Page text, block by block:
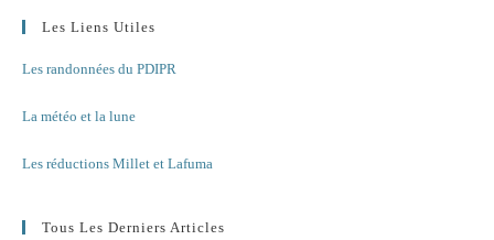
Les Liens Utiles
Les randonnées du PDIPR
La météo et la lune
Les réductions Millet et Lafuma
Tous Les Derniers Articles